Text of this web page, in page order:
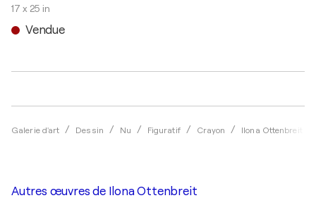
Galerie d'art Dessin Nu Figuratif Crayon Ilona Ottenbreit
17 x 25 in
Vendue
Autres œuvres de Ilona Ottenbreit